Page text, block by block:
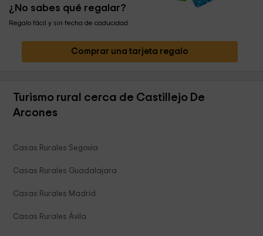
¿No sabes qué regalar?
Regalo fácil y sin fecha de caducidad
Comprar una tarjeta regalo
Turismo rural cerca de Castillejo De
Arcones
Casas Rurales Segovia
Casas Rurales Guadalajara
Casas Rurales Madrid
Casas Rurales Ávila